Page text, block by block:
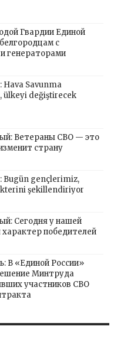
Гвардии Единой
с
генераторами
Hava Savunma
ülkeyi değiştirecek
Ветераны СВО — это
страну
Bugün gençlerimiz,
şekillendiriyor
Сегодня у нашей
победителей
В «Единой России»
Минтруда
участников СВО